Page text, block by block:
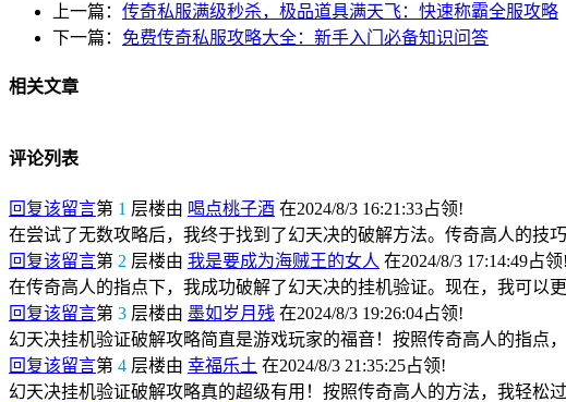
上一篇： 传奇私服满级秒杀，极品道具满天飞：快速称霸全服攻略
下一篇： 免费传奇私服攻略大全：新手入门必备知识问答
相关文章
评论列表
回复该留言第 1 层楼由 喝点桃子酒 在2024/8/3 16:21:33占领!
在尝试了无数攻略后，我终于找到了幻天决的破解方法。传奇高人的技
回复该留言第 2 层楼由 我是要成为海贼王的女人 在2024/8/3 17:14:49占领!
在传奇高人的指点下，我成功破解了幻天决的挂机验证。现在，我可以
回复该留言第 3 层楼由 墨如岁月残 在2024/8/3 19:26:04占领!
幻天决挂机验证破解攻略简直是游戏玩家的福音！按照传奇高人的指点
回复该留言第 4 层楼由 幸福乐土 在2024/8/3 21:35:25占领!
幻天决挂机验证破解攻略真的超级有用！按照传奇高人的方法，我轻松